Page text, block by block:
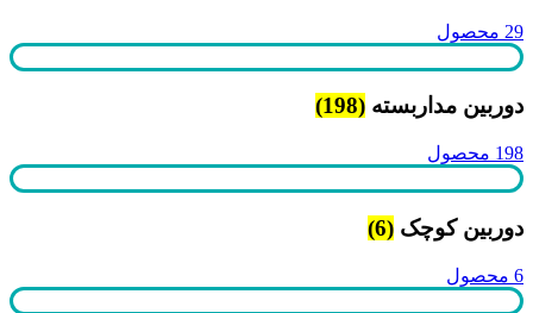
29 محصول
دوربین مداربسته (198)
198 محصول
دوربین کوچک (6)
6 محصول